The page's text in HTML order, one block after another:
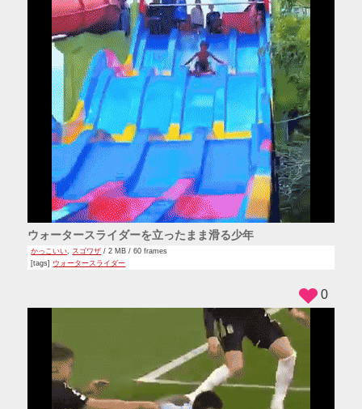
ウォータースライダーを立ったまま滑る少年
かっこいい, スゴワザ / 2 MB / 60 frames
[tags] ウォータースライダー
0